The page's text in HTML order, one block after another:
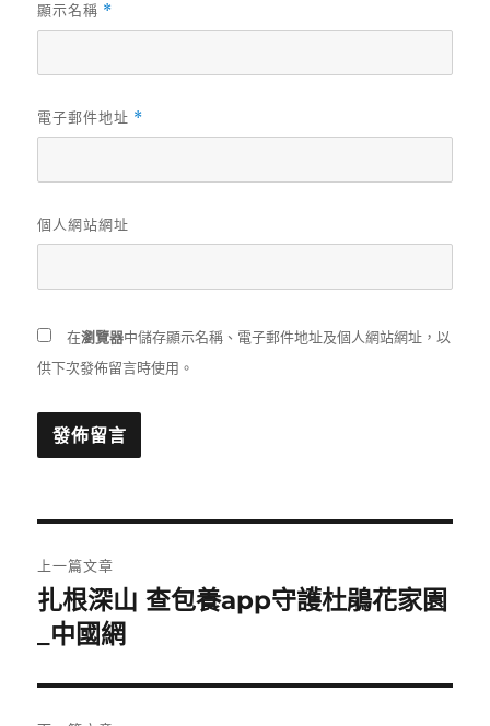
顯示名稱 *
電子郵件地址 *
個人網站網址
在瀏覽器中儲存顯示名稱、電子郵件地址及個人網站網址，以
供下次發佈留言時使用。
章
導
覽
上一篇文章
上
一
文
章:
扎根深山 查包養app守護杜鵑花家園
_中國網